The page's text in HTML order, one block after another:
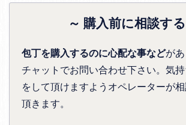
～ 購入前に相談す
包丁を購入するのに心配な事などがあ
チャットでお問い合わせ下さい。気
をして頂けますようオペレーターが
頂きます。